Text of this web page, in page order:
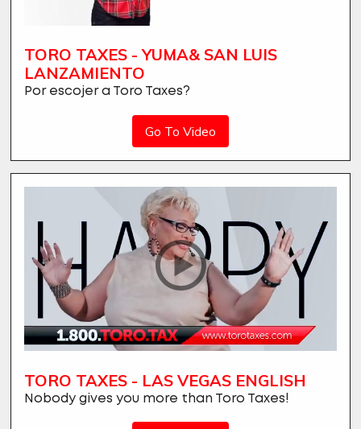
TORO TAXES - YUMA& SAN LUIS
LANZAMIENTO
Por escojer a Toro Taxes?
Go To Video
TORO TAXES - LAS VEGAS ENGLISH
Nobody gives you more than Toro Taxes!